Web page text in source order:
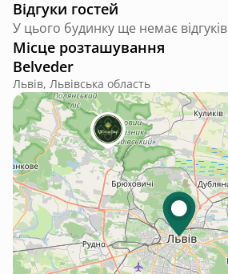
Відгуки гостей
У цього будинку ще немає відгуків
Місце розташування
Belveder
Львів, Львівська область